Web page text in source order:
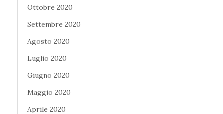
Ottobre 2020
Settembre 2020
Agosto 2020
Luglio 2020
Giugno 2020
Maggio 2020
Aprile 2020